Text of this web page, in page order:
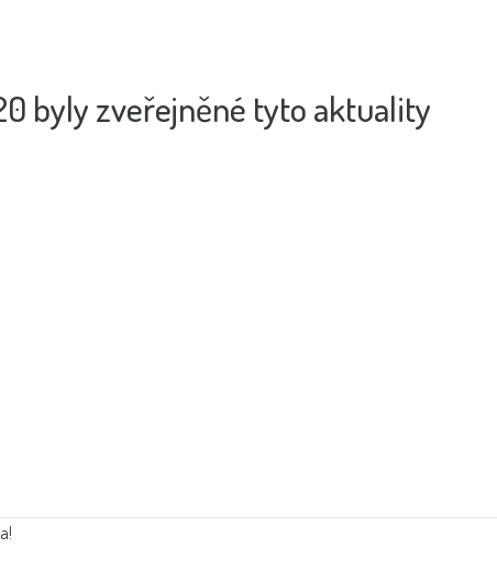
byly zveřejněné tyto aktuality